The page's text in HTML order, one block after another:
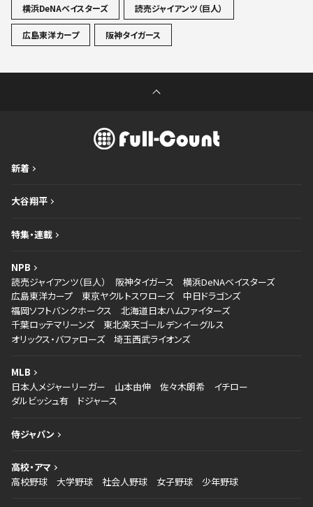
横浜DeNAベイスターズ 読売ジャイアンツ（巨人）
広島東洋カープ 阪神タイガース
新着
大谷翔平
特集・連載
NPB
読売ジャイアンツ（巨人）
阪神タイガース
横浜DeNAベイスターズ
広島東洋カープ
東京ヤクルトスワローズ
中日ドラゴンズ
福岡ソフトバンクホークス
北海道日本ハムファイターズ
千葉ロッテマリーンズ
東北楽天ゴールデンイーグルス
オリックス・バファローズ
埼玉西武ライオンズ
MLB
日本人メジャーリーガー
山本由伸 佐々木朗希
イチロー
ダルビッシュ有
ドジャース
侍ジャパン
高校・アマ
高校野球
大学野球 社会人野球 女子野球 少年野球